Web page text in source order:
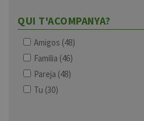
QUI T'ACOMPANYA?
Amigos (48)
Familia (46)
Pareja (48)
Tu (30)